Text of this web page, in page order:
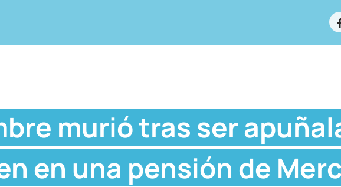
murió tras ser
en una pensión de